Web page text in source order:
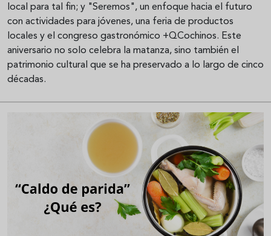
local para tal fin; y "Seremos", un enfoque hacia el futuro
con actividades para jóvenes, una feria de productos
locales y el congreso gastronómico +QCochinos. Este
aniversario no solo celebra la matanza, sino también el
patrimonio cultural que se ha preservado a lo largo de cinco
décadas.